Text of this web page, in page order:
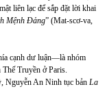
liên lạc để sắp đặt lời khai
Mệnh Đảng” (Mat-scơ-va,
cạnh dư luận—là nhóm
Truyền ở Paris.
Nguyễn An Ninh tục bản La